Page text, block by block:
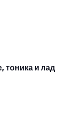
тоника и лад